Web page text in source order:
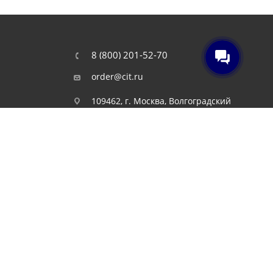
8 (800) 201-52-70
order@cit.ru
109462, г. Москва, Волгоградский
проспект, 96 к 2